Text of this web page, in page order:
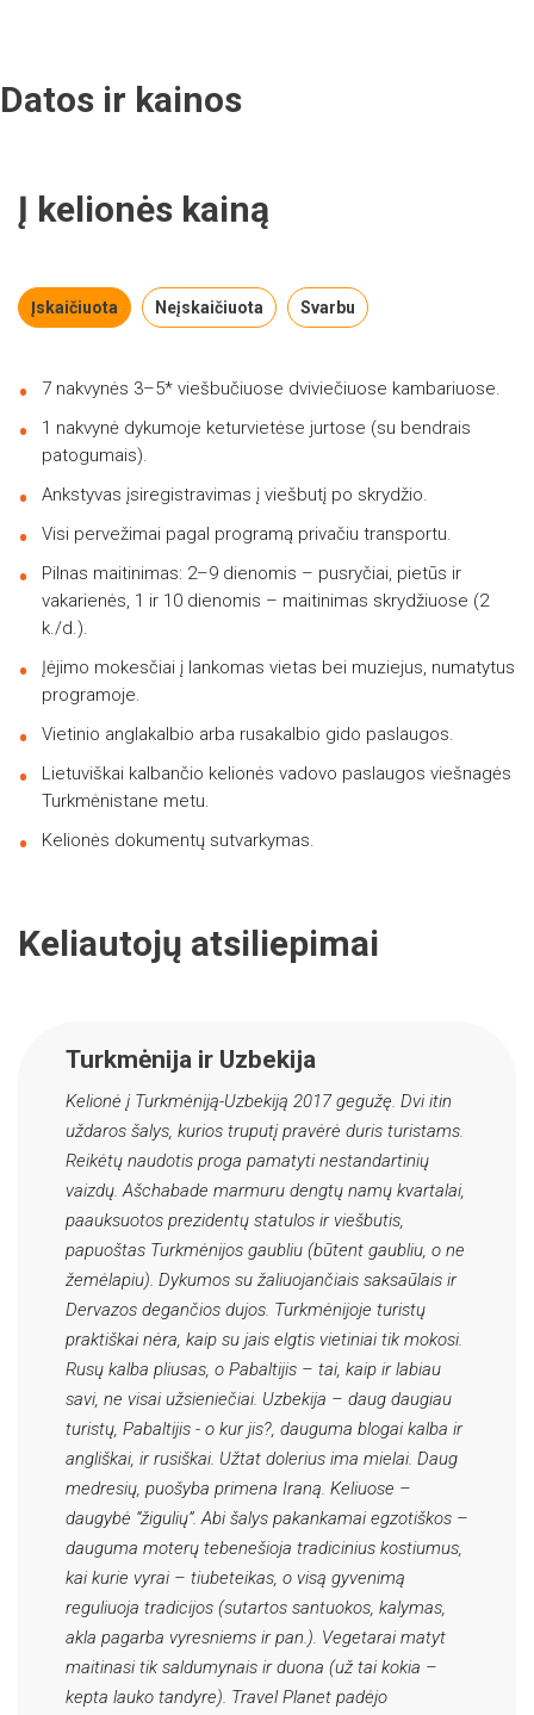
Datos ir kainos
Į kelionės kainą
Įskaičiuota Neįskaičiuota Svarbu
7 nakvynės 3–5* viešbučiuose dviviečiuose kambariuose.
1 nakvynė dykumoje keturvietėse jurtose (su bendrais
patogumais).
Ankstyvas įsiregistravimas į viešbutį po skrydžio.
Visi pervežimai pagal programą privačiu transportu.
Pilnas maitinimas: 2–9 dienomis – pusryčiai, pietūs ir
vakarienės, 1 ir 10 dienomis – maitinimas skrydžiuose (2
k./d.).
Įėjimo mokesčiai į lankomas vietas bei muziejus, numatytus
programoje.
Vietinio anglakalbio arba rusakalbio gido paslaugos.
Lietuviškai kalbančio kelionės vadovo paslaugos viešnagės
Turkmėnistane metu.
Kelionės dokumentų sutvarkymas.
Keliautojų atsiliepimai
Turkmėnija ir Uzbekija
Kelionė į Turkmėniją-Uzbekiją 2017 gegužę. Dvi itin
uždaros šalys, kurios truputį pravėrė duris turistams.
Reikėtų naudotis proga pamatyti nestandartinių
vaizdų. Ašchabade marmuru dengtų namų kvartalai,
paauksuotos prezidentų statulos ir viešbutis,
papuoštas Turkmėnijos gaubliu (būtent gaubliu, o ne
žemėlapiu). Dykumos su žaliuojančiais saksaūlais ir
Dervazos degančios dujos. Turkmėnijoje turistų
praktiškai nėra, kaip su jais elgtis vietiniai tik mokosi.
Rusų kalba pliusas, o Pabaltijis – tai, kaip ir labiau
savi, ne visai užsieniečiai. Uzbekija – daug daugiau
turistų, Pabaltijis - o kur jis?, dauguma blogai kalba ir
angliškai, ir rusiškai. Užtat dolerius ima mielai. Daug
medresių, puošyba primena Iraną. Keliuose –
daugybė “žigulių”. Abi šalys pakankamai egzotiškos –
dauguma moterų tebenešioja tradicinius kostiumus,
kai kurie vyrai – tiubeteikas, o visą gyvenimą
reguliuoja tradicijos (sutartos santuokos, kalymas,
akla pagarba vyresniems ir pan.). Vegetarai matyt
maitinasi tik saldumynais ir duona (už tai kokia –
kepta lauko tandyre). Travel Planet padėjo